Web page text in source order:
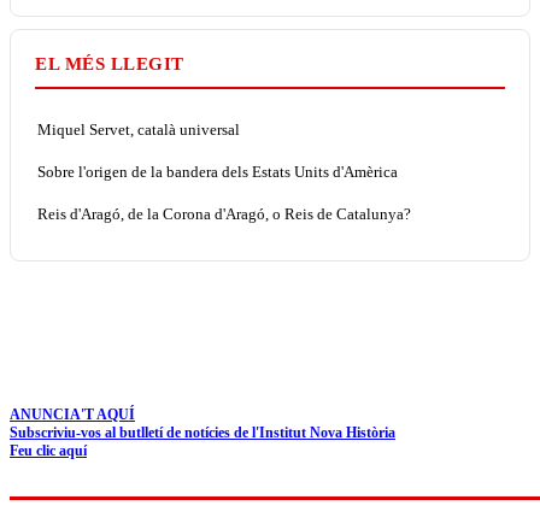
EL MÉS LLEGIT
Miquel Servet, català universal
Sobre l'origen de la bandera dels Estats Units d'Amèrica
Reis d'Aragó, de la Corona d'Aragó, o Reis de Catalunya?
ANUNCIA'T AQUÍ
Subscriviu-vos al butlletí de notícies de l'Institut Nova Història
Feu clic aquí